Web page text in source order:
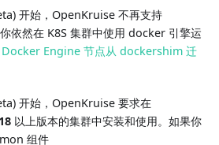
开始，OpenKruise 不再支持
依然在 K8S 集群中使用 docker 引擎运
Engine 节点从 dockershim 迁
开始，OpenKruise 要求在
以上版本的集群中安装和使用。如果你
组件